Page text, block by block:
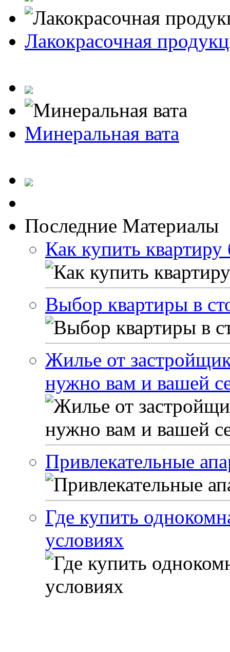
Лакокрасочная
Минеральная вата
Последние Материалы
Как купить квартиру
Выбор квартиры в
Жилье от
нужно вам и вашей
Привлекательные
Где купить
условиях